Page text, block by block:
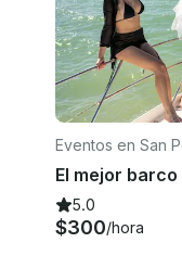
Eventos en San
El mejor
5.0
$300/hora